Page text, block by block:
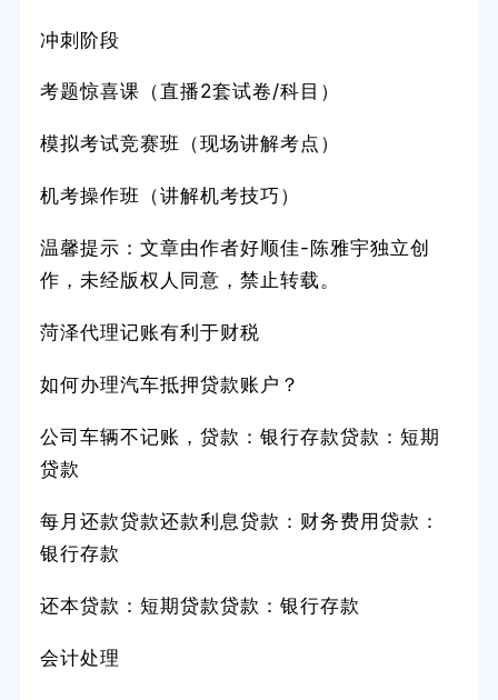
冲刺阶段
考题惊喜课（直播2套试卷/科目）
模拟考试竞赛班（现场讲解考点）
机考操作班（讲解机考技巧）
温馨提示：文章由作者好顺佳-陈雅宇独立创
作，未经版权人同意，禁止转载。
菏泽代理记账有利于财税
如何办理汽车抵押贷款账户？
公司车辆不记账，贷款：银行存款贷款：短期
贷款
每月还款贷款还款利息贷款：财务费用贷款：
银行存款
还本贷款：短期贷款贷款：银行存款
会计处理